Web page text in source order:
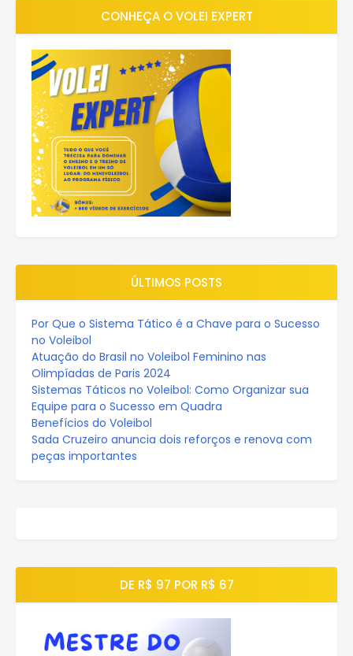
CONHEÇA O VOLEI EXPERT
ÚLTIMOS POSTS
Por Que o Sistema Tático é a Chave para o Sucesso
no Voleibol
Atuação do Brasil no Voleibol Feminino nas
Olimpíadas de Paris 2024
Sistemas Táticos no Voleibol: Como Organizar sua
Equipe para o Sucesso em Quadra
Benefícios do Voleibol
Sada Cruzeiro anuncia dois reforços e renova com
peças importantes
DE R$ 97 POR R$ 67